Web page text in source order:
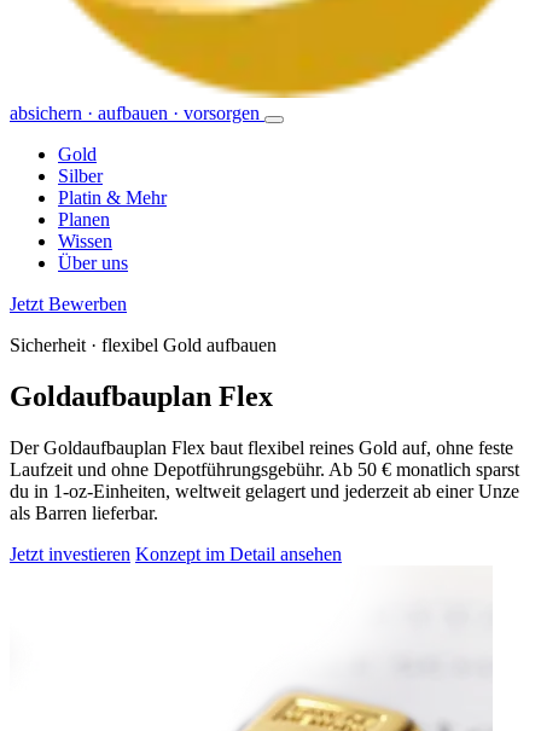
absichern · aufbauen · vorsorgen
Gold
Silber
Platin & Mehr
Planen
Wissen
Über uns
Jetzt Bewerben
Sicherheit · flexibel Gold aufbauen
Goldaufbauplan Flex
Der Goldaufbauplan Flex baut flexibel reines Gold auf, ohne feste
Laufzeit und ohne Depotführungsgebühr. Ab 50 € monatlich sparst
du in 1-oz-Einheiten, weltweit gelagert und jederzeit ab einer Unze
als Barren lieferbar.
Jetzt investieren Konzept im Detail ansehen